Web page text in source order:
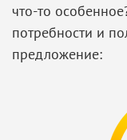
что-то
потребности и
предложение: